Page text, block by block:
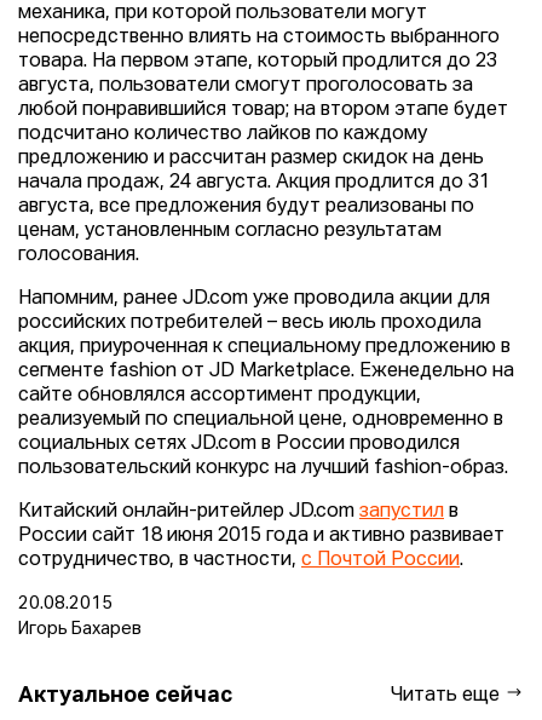
механика, при которой пользователи могут
непосредственно влиять на стоимость выбранного
товара. На первом этапе, который продлится до 23
августа, пользователи смогут проголосовать за
любой понравившийся товар; на втором этапе будет
подсчитано количество лайков по каждому
предложению и рассчитан размер скидок на день
начала продаж, 24 августа. Акция продлится до 31
августа, все предложения будут реализованы по
ценам, установленным согласно результатам
голосования.
Напомним, ранее JD.com уже проводила акции для
российских потребителей – весь июль проходила
акция, приуроченная к специальному предложению в
сегменте fashion от JD Marketplace. Еженедельно на
сайте обновлялся ассортимент продукции,
реализуемый по специальной цене, одновременно в
социальных сетях JD.com в России проводился
пользовательский конкурс на лучший fashion-образ.
Китайский онлайн-ритейлер JD.com запустил в
России сайт 18 июня 2015 года и активно развивает
сотрудничество, в частности, с Почтой России.
20.08.2015
Игорь Бахарев
Актуальное сейчас Читать еще